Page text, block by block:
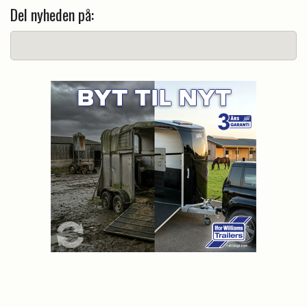
Del nyheden på: